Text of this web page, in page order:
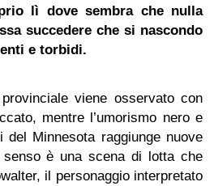
lì dove sembra che nulla
succedere che si nascondo
e torbidi.
viene osservato con
mentre l’umorismo nero e
del Minnesota raggiunge nuove
è una scena di lotta che
il personaggio interpretato